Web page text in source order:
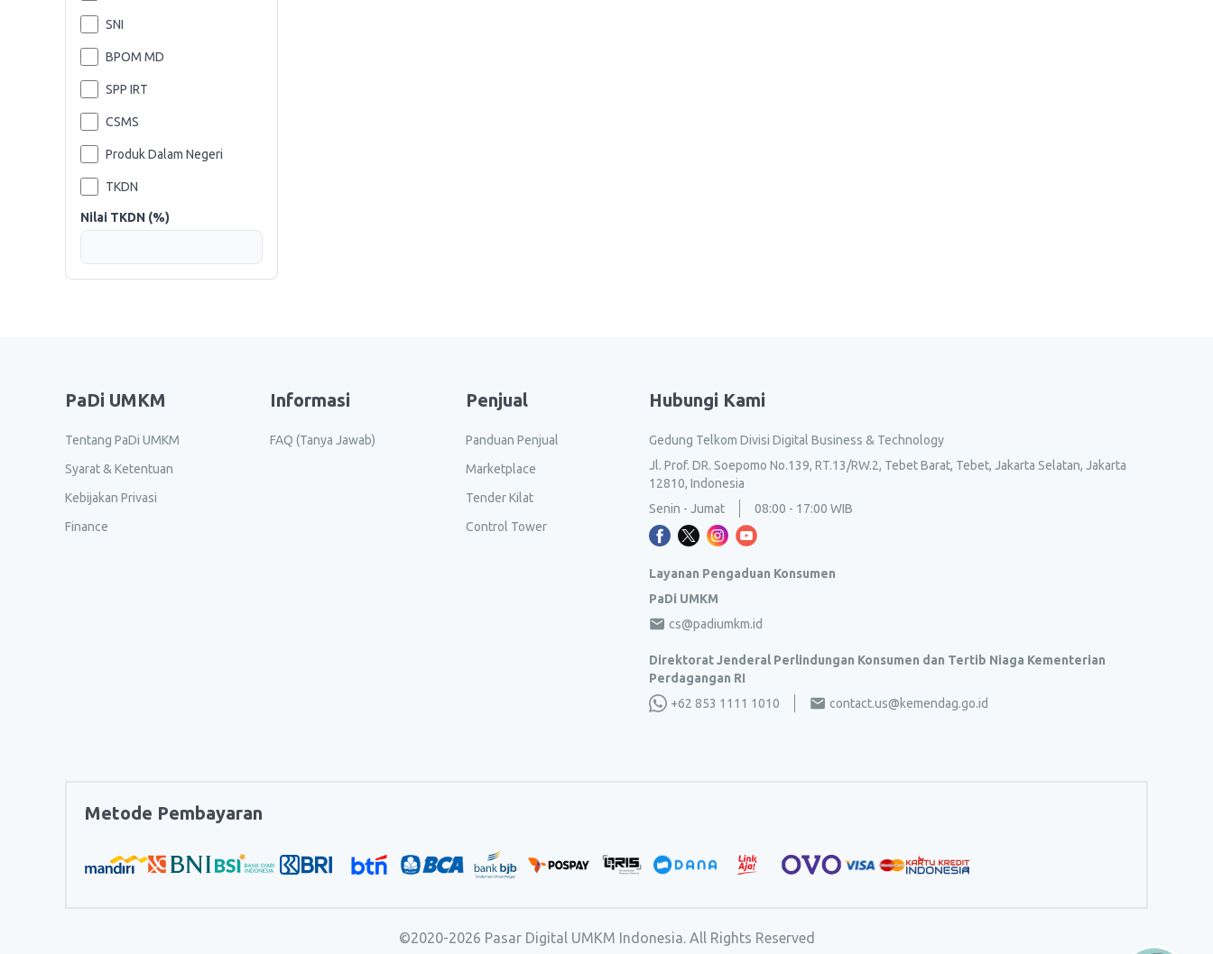
SNI
BPOM MD
SPP IRT
CSMS
Produk Dalam Negeri
TKDN
Nilai TKDN (%)
PaDi UMKM
Tentang PaDi UMKM
Syarat & Ketentuan
Kebijakan Privasi
Finance
Informasi
FAQ (Tanya Jawab)
Penjual
Panduan Penjual
Marketplace
Tender Kilat
Control Tower
Hubungi Kami
Gedung Telkom Divisi Digital Business & Technology
Jl. Prof. DR. Soepomo No.139, RT.13/RW.2, Tebet Barat, Tebet, Jakarta Selatan, Jakarta
12810, Indonesia
Senin - Jumat
08:00 - 17:00 WIB
Layanan Pengaduan Konsumen
PaDi UMKM
cs@padiumkm.id
Direktorat Jenderal Perlindungan Konsumen dan Tertib Niaga Kementerian
Perdagangan RI
+62 853 1111 1010
contact.us@kemendag.go.id
Metode Pembayaran
©2020-2026 Pasar Digital UMKM Indonesia. All Rights Reserved